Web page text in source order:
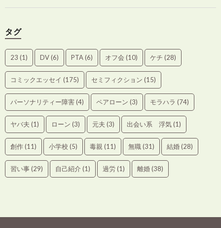
タグ
23 (1) DV(6) PTA(6) オフ会 (10) ケチ (28)
コミックエッセイ (175) セミフィクション (15)
パーソナリティー障害(4) ペアローン (3) モラハラ (74)
ヤバ夫 (1) ローン (3) 元夫 (3) 出会い系 浮気(1)
創作(11) 小学校 (5) 毒親 (11) 無職(31) 結婚(28)
習い事(29) 自己紹介 (1) 過労(1) 離婚(38)